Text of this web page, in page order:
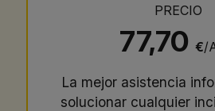
PRECIO
77,70 €/
La mejor asistencia
solucionar cualquier